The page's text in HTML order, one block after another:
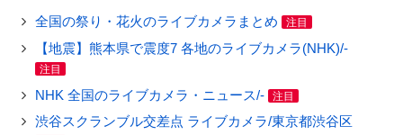
全国の祭り・花火のライブカメラまとめ 注目
【地震】熊本県で震度7 各地のライブカメラ(NHK)/-
注目
NHK 全国のライブカメラ・ニュース/- 注目
渋谷スクランブル交差点 ライブカメラ/東京都渋谷区